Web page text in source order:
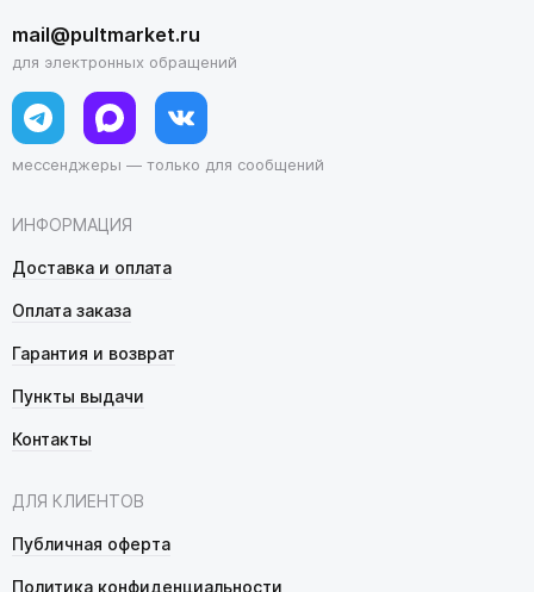
ИНФОРМАЦИЯ
Доставка и оплата
Оплата заказа
Гарантия и возврат
Пункты выдачи
Контакты
ДЛЯ КЛИЕНТОВ
Публичная оферта
Политика конфиденциальности
mail@pultmarket.ru
для электронных обращений
мессенджеры — только для сообщений